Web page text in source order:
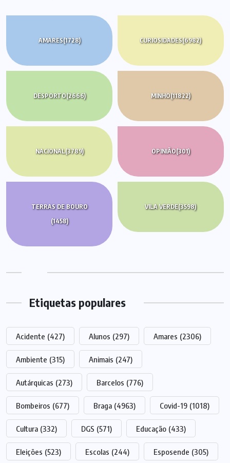
AMARES(1728) CURIOSIDADES(6982)
DESPORTO(2666) MINHO(11822)
NACIONAL(3789) OPINIÃO(301)
TERRAS DE BOURO
(1458)
VILA VERDE(3598)
Etiquetas populares
Acidente (427) Alunos (297) Amares (2306)
Ambiente (315) Animais (247)
Autárquicas (273) Barcelos (776)
Bombeiros (677) Braga (4963) Covid-19 (1018)
Cultura (332) DGS (571) Educação (433)
Eleições (523) Escolas (244) Esposende (305)